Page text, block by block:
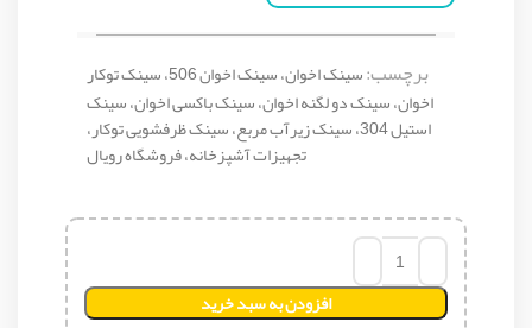
برچسب:
سینک اخوان، سینک اخوان 506، سینک توکار
اخوان، سینک دو لگنه اخوان، سینک باکسی اخوان، سینک
استیل 304، سینک زیرآب مربع، سینک ظرفشویی توکار،
تجهیزات آشپزخانه، فروشگاه رویال
افزودن به سبد خرید